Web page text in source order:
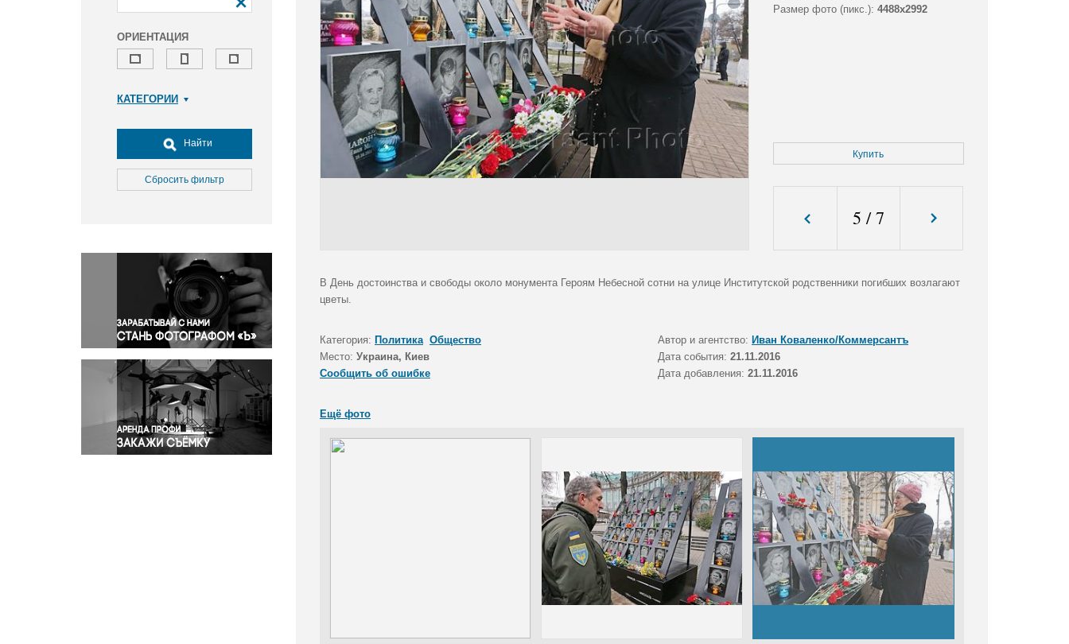
ОРИЕНТАЦИЯ
КАТЕГОРИИ
Досуг, туризм и отдых
Культура
Медицина
Окружающая среда
Политика
Правосудие
Происшествия и конфликты
Религия
Светская жизнь
Спорт
Экология
Экономика и бизнес
Найти
Сбросить фильтр
Размер фото (пикс.): 4488x2992
Купить
5 /7
В День достоинства и свободы около монумента Героям Небесной сотни на улице Институтской родственники погибших возлагают
цветы.
Категория: Политика Общество Автор и агентство: Иван Коваленко/Коммерсантъ
Место: Украина, Киев Дата события: 21.11.2016
Сообщить об ошибке
Дата добавления: 21.11.2016
Ещё фото